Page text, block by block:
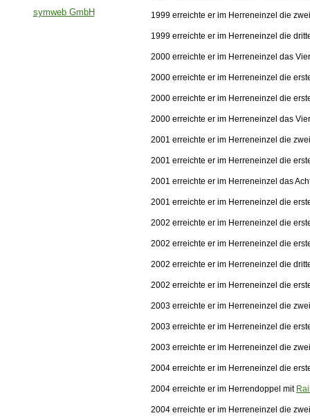
1999 erreichte er im Herreneinzel die
1999 erreichte er im Herreneinzel die
2000 erreichte er im Herreneinzel das
2000 erreichte er im Herreneinzel die
2000 erreichte er im Herreneinzel die
2000 erreichte er im Herreneinzel das
2001 erreichte er im Herreneinzel die
2001 erreichte er im Herreneinzel die
2001 erreichte er im Herreneinzel das
2001 erreichte er im Herreneinzel die
2002 erreichte er im Herreneinzel die
2002 erreichte er im Herreneinzel die
2002 erreichte er im Herreneinzel die
2002 erreichte er im Herreneinzel die
2003 erreichte er im Herreneinzel die
2003 erreichte er im Herreneinzel die
2003 erreichte er im Herreneinzel die
2004 erreichte er im Herreneinzel die
2004 erreichte er im Herrendoppel mit
2004 erreichte er im Herreneinzel die
symweb GmbH